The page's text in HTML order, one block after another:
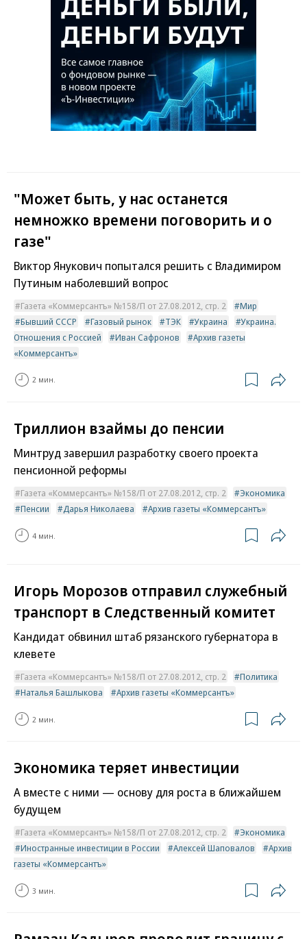
"Может быть, у нас останется
немножко времени поговорить и о
газе"
Виктор Янукович попытался решить с Владимиром
Путиным наболевший вопрос
Газета «Коммерсантъ» №158/П от 27.08.2012, стр. 2
Мир
Бывший СССР
Газовый рынок ТЭК Украина
Украина.
Отношения с Россией
Иван Сафронов
Архив газеты
«Коммерсантъ»
2 мин.
Триллион взаймы до пенсии
Минтруд завершил разработку своего проекта
пенсионной реформы
Газета «Коммерсантъ» №158/П от 27.08.2012, стр. 2
Экономика
Пенсии
Дарья Николаева Архив газеты «Коммерсантъ»
4 мин.
Игорь Морозов отправил служебный
транспорт в Следственный комитет
Кандидат обвинил штаб рязанского губернатора в
клевете
Газета «Коммерсантъ» №158/П от 27.08.2012, стр. 2
Политика
Наталья Башлыкова
Архив газеты «Коммерсантъ»
2 мин.
Экономика теряет инвестиции
А вместе с ними — основу для роста в ближайшем
будущем
Газета «Коммерсантъ» №158/П от 27.08.2012, стр. 2
Экономика
Иностранные инвестиции в России
Алексей Шаповалов
Архив
газеты «Коммерсантъ»
3 мин.